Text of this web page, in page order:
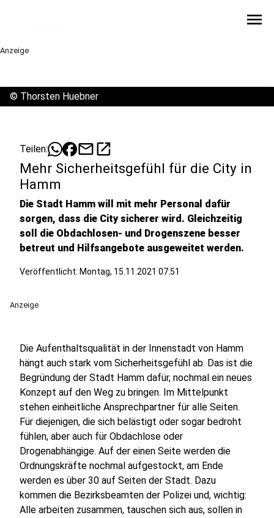
menu
Anzeige
© Thorsten Huebner
Teilen: mailopen_in_new
Mehr Sicherheitsgefühl für die City in
Hamm
Die Stadt Hamm will mit mehr Personal dafür
sorgen, dass die City sicherer wird. Gleichzeitig
soll die Obdachlosen- und Drogenszene besser
betreut und Hilfsangebote ausgeweitet werden.
Veröffentlicht: Montag, 15.11.2021 07:51
Anzeige
Die Aufenthaltsqualität in der Innenstadt von Hamm
hängt auch stark vom Sicherheitsgefühl ab. Das ist die
Begründung der Stadt Hamm dafür, nochmal ein neues
Konzept auf den Weg zu bringen. Im Mittelpunkt
stehen einheitliche Ansprechpartner für alle Seiten.
Für diejenigen, die sich belästigt oder sogar bedroht
fühlen, aber auch für Obdachlose oder
Drogenabhängige. Auf der einen Seite werden die
Ordnungskräfte nochmal aufgestockt, am Ende
werden es über 30 auf Seiten der Stadt. Dazu
kommen die Bezirksbeamten der Polizei und, wichtig:
Alle arbeiten zusammen, tauschen sich aus, sollen in